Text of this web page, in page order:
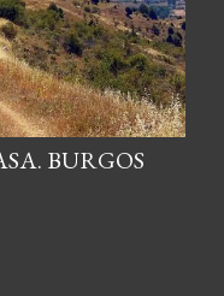
BURGOS